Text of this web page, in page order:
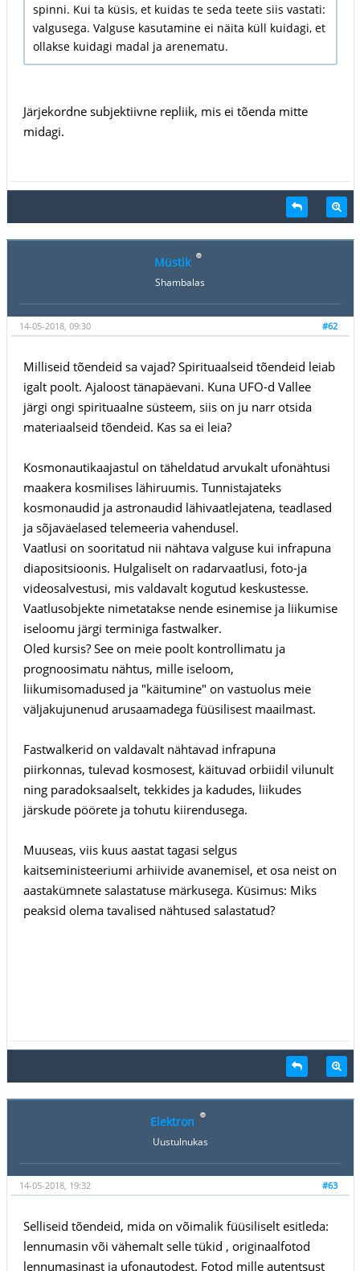
spinni. Kui ta küsis, et kuidas te seda teete siis vastati:
valgusega. Valguse kasutamine ei näita küll kuidagi, et
ollakse kuidagi madal ja arenematu.
Järjekordne subjektiivne repliik, mis ei tõenda mitte
midagi.
Müstik
Shambalas
#62
14-05-2018, 09:30
Milliseid tõendeid sa vajad? Spirituaalseid tõendeid leiab
igalt poolt. Ajaloost tänapäevani. Kuna UFO-d Vallee
järgi ongi spirituaalne süsteem, siis on ju narr otsida
materiaalseid tõendeid. Kas sa ei leia?
Kosmonautikaajastul on täheldatud arvukalt ufonähtusi
maakera kosmilises lähiruumis. Tunnistajateks
kosmonaudid ja astronaudid lähivaatlejatena, teadlased
ja sõjaväelased telemeeria vahendusel.
Vaatlusi on sooritatud nii nähtava valguse kui infrapuna
diapositsioonis. Hulgaliselt on radarvaatlusi, foto-ja
videosalvestusi, mis valdavalt kogutud keskustesse.
Vaatlusobjekte nimetatakse nende esinemise ja liikumise
iseloomu järgi terminiga fastwalker.
Oled kursis? See on meie poolt kontrollimatu ja
prognoosimatu nähtus, mille iseloom,
liikumisomadused ja "käitumine" on vastuolus meie
väljakujunenud arusaamadega füüsilisest maailmast.
Fastwalkerid on valdavalt nähtavad infrapuna
piirkonnas, tulevad kosmosest, käituvad orbiidil vilunult
ning paradoksaalselt, tekkides ja kadudes, liikudes
järskude pöörete ja tohutu kiirendusega.
Muuseas, viis kuus aastat tagasi selgus
kaitseministeeriumi arhiivide avanemisel, et osa neist on
aastakümnete salastatuse märkusega. Küsimus: Miks
peaksid olema tavalised nähtused salastatud?
Elektron
Uustulnukas
#63
14-05-2018, 19:32
Selliseid tõendeid, mida on võimalik füüsiliselt esitleda:
lennumasin või vähemalt selle tükid , originaalfotod
lennumasinast ja ufonautodest. Fotod mille autentsust